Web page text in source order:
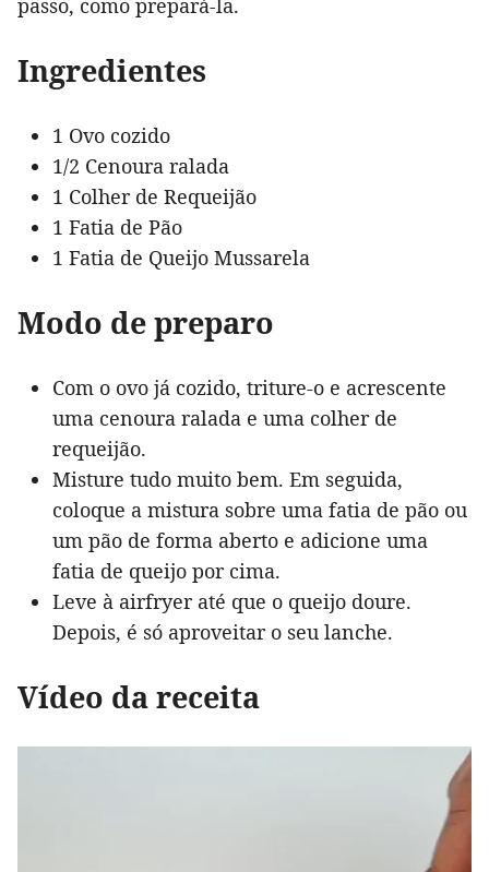
passo, como prepará-la.
Ingredientes
1 Ovo cozido
1/2 Cenoura ralada
1 Colher de Requeijão
1 Fatia de Pão
1 Fatia de Queijo Mussarela
Modo de preparo
Com o ovo já cozido, triture-o e acrescente
uma cenoura ralada e uma colher de
requeijão.
Misture tudo muito bem. Em seguida,
coloque a mistura sobre uma fatia de pão ou
um pão de forma aberto e adicione uma
fatia de queijo por cima.
Leve à airfryer até que o queijo doure.
Depois, é só aproveitar o seu lanche.
Vídeo da receita